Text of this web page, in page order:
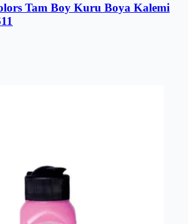
Tam Boy Kuru Boya Kalemi